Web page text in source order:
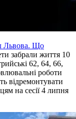
Львова. Що
забрали життя 10
62, 64, 66,
роботи
відремонтувати
на сесії 4 липня